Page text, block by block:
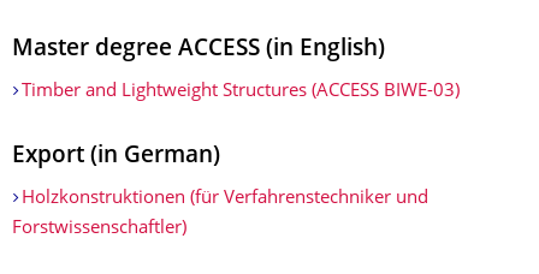
Master degree ACCESS (in English)
Timber and Lightweight Structures (ACCESS BIWE-03)
Export (in German)
Holzkonstruktionen (für Verfahrenstechniker und
Forstwissenschaftler)